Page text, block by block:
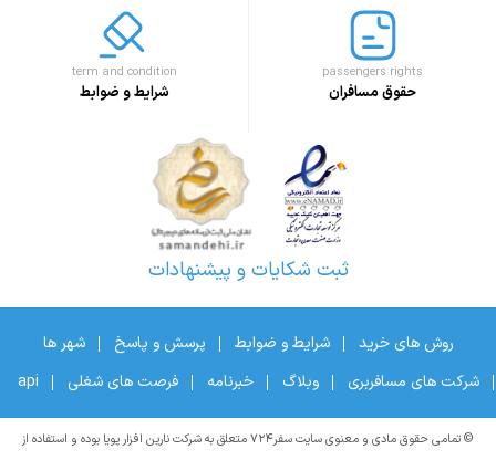
passengers rights
حقوق مسافران
term and condition
شرایط و ضوابط
ثبت شکایات و پیشنهادات
روش های خرید شرایط و ضوابط پرسش و پاسخ
شهر ها
شرکت های مسافربری
وبلاگ خبرنامه فرصت های شغلی api
© تمامی حقوق مادی و معنوی سایت سفر۷۲۴ متعلق به شرکت نارین افزار پویا بوده و استفاده از